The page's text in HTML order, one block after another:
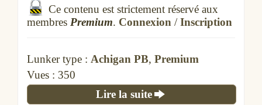
Ce contenu est strictement réservé aux
membres Premium. Connexion /Inscription
Lunker type : Achigan PB, Premium
Vues : 350
Lire la suite